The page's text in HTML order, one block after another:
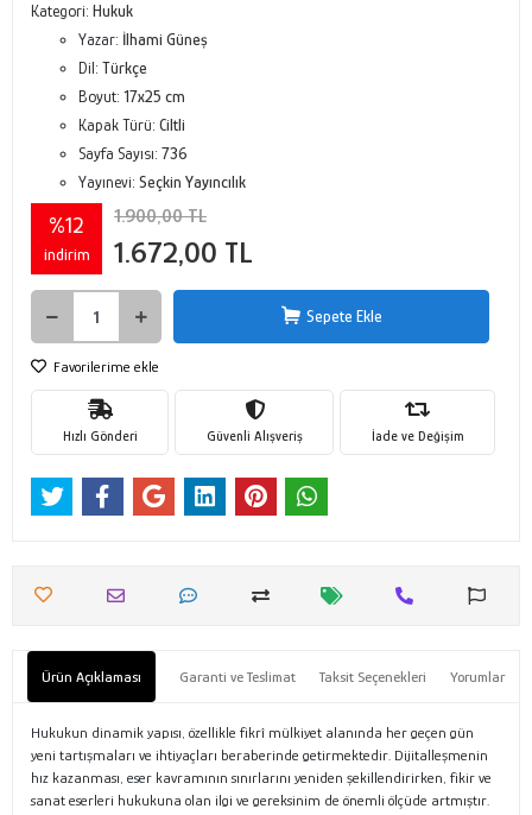
Kategori: Hukuk
Yazar: İlhami Güneş
Dil: Türkçe
Boyut: 17x25 cm
Kapak Türü: Ciltli
Sayfa Sayısı: 736
Yayınevi: Seçkin Yayıncılık
%12
indirim
1.900,00 TL
1.672,00 TL
Sepete Ekle
Favorilerime ekle
Hızlı Gönderi Güvenli Alışveriş İade ve Değişim
Ürün Açıklaması Garanti ve Teslimat Taksit Seçenekleri Yorumlar
Hukukun dinamik yapısı, özellikle fikrî mülkiyet alanında her geçen gün
yeni tartışmaları ve ihtiyaçları beraberinde getirmektedir. Dijitalleşmenin
hız kazanması, eser kavramının sınırlarını yeniden şekillendirirken, fikir ve
sanat eserleri hukukuna olan ilgi ve gereksinim de önemli ölçüde artmıştır.